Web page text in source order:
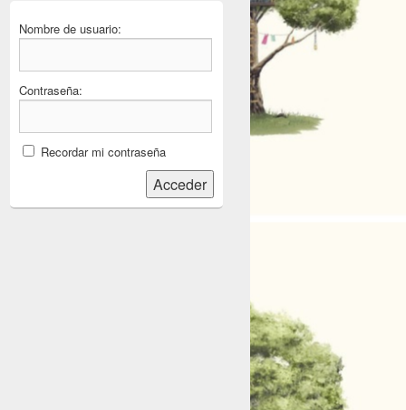
Nombre de usuario:
Contraseña:
Recordar mi contraseña
Acceder